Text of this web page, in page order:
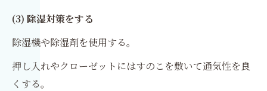
(3) 除湿対策をする
除湿機や除湿剤を使用する。
押し入れやクローゼットにはすのこを敷いて通気性を良
くする。